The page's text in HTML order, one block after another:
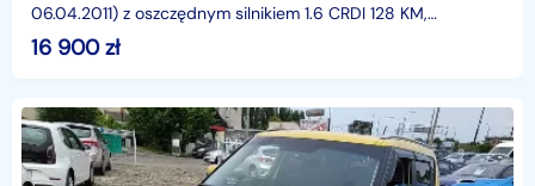
06.04.2011) z oszczędnym silnikiem 1.6 CRDI 128 KM,
manualna skrzynia 5 biegów. Samochód prezentuje się
16 900zł